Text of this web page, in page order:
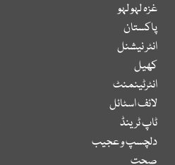
غزہ لہو لہو
پاکستان
انٹر نیشنل
کھیل
انٹرٹینمنٹ
لائف اسٹائل
ٹاپ ٹرینڈ
دلچسپ و عجیب
صحت